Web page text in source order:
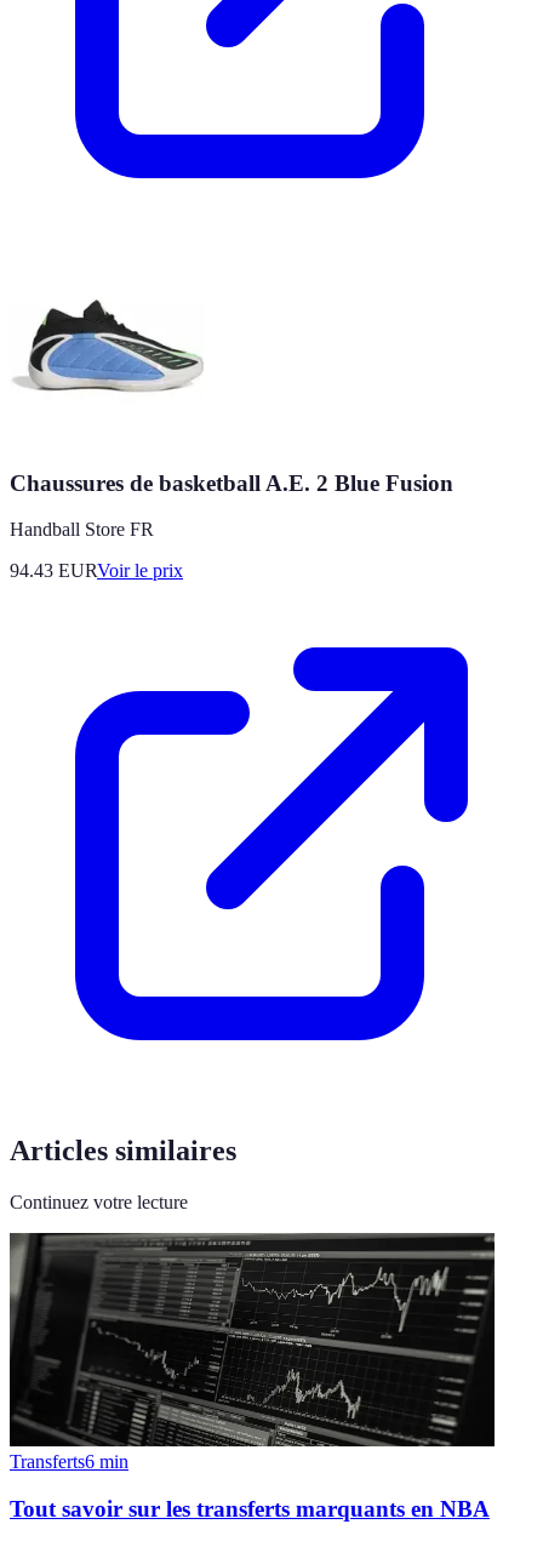
Chaussures de basketball A.E. 2 Blue Fusion
Handball Store FR
94.43 EURVoir le prix
Articles similaires
Continuez votre lecture
Transferts6 min
Tout savoir sur les transferts marquants en NBA